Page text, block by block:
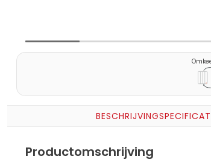
BESCHRIJVING
Productomschrijving